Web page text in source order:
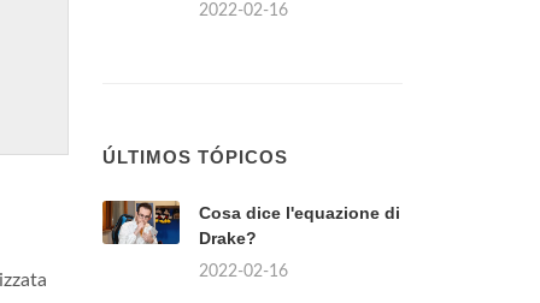
2022-02-16
ÚLTIMOS TÓPICOS
Cosa dice l'equazione di
Drake?
2022-02-16